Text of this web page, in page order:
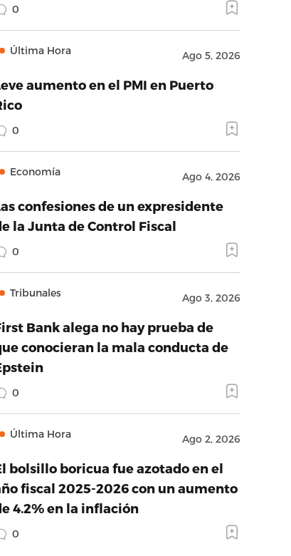
0
Última Hora Ago 5, 2026
aumento en el PMI en Puerto
0
Economía Ago 4, 2026
confesiones de un expresidente
la Junta de Control Fiscal
0
Tribunales Ago 3, 2026
Bank alega no hay prueba de
conocieran la mala conducta de
0
Última Hora Ago 2, 2026
bolsillo boricua fue azotado en el
fiscal 2025-2026 con un aumento
4.2% en la inflación
0